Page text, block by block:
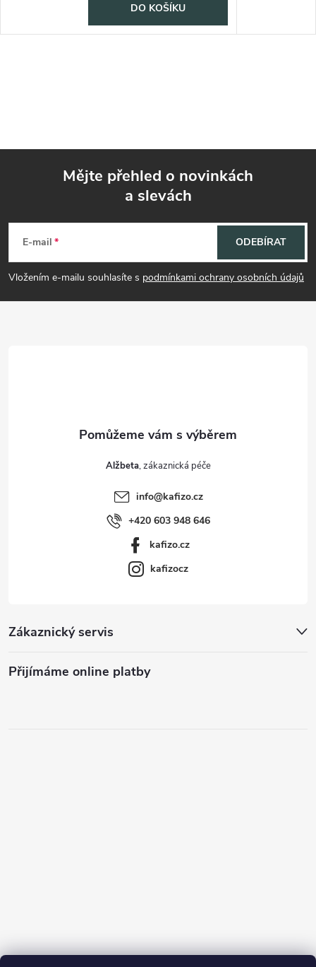
DO KOŠÍKU
p
a
Mějte přehled o novinkách
a slevách
E-mail
Vložením e-mailu souhlasíte s podmínkami ochrany osobních údajů
ODEBÍRAT
Zákaznický servis
Přijímáme online platby
Alžbeta
info@kafizo.cz
+420 603 948 646
kafizo.cz
kafizocz